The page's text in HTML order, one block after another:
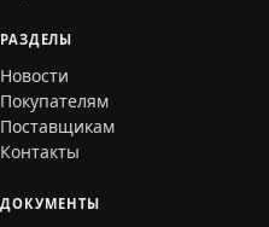
РАЗДЕЛЫ
Новости
Покупателям
Поставщикам
Контакты
ДОКУМЕНТЫ